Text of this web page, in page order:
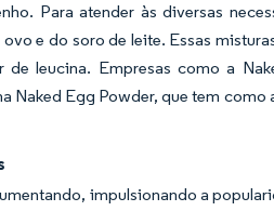
Para atender às diversas
e do soro de leite. Essas
leucina. Empresas como a
Egg Powder, que tem como
impulsionando a